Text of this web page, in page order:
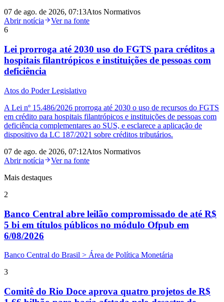
07 de ago. de 2026, 07:13Atos Normativos
Abrir notícia
Ver na fonte
6
Lei prorroga até 2030 uso do FGTS para créditos a
hospitais filantrópicos e instituições de pessoas com
deficiência
Atos do Poder Legislativo
A Lei nº 15.486/2026 prorroga até 2030 o uso de recursos do FGTS
em crédito para hospitais filantrópicos e instituições de pessoas com
deficiência complementares ao SUS, e esclarece a aplicação de
dispositivo da LC 187/2021 sobre créditos tributários.
07 de ago. de 2026, 07:12Atos Normativos
Abrir notícia
Ver na fonte
Mais destaques
2
Banco Central abre leilão compromissado de até R$
5 bi em títulos públicos no módulo Ofpub em
6/08/2026
Banco Central do Brasil > Área de Política Monetária
3
Comitê do Rio Doce aprova quatro projetos de R$